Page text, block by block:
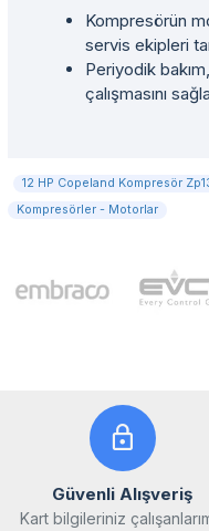
Kompresörün
servis ekipleri
Periyodik
çalışmasını
12 HP Copeland Kompresör
Kompresörler - Motorlar
Güvenli Alışveriş
Kart bilgileriniz